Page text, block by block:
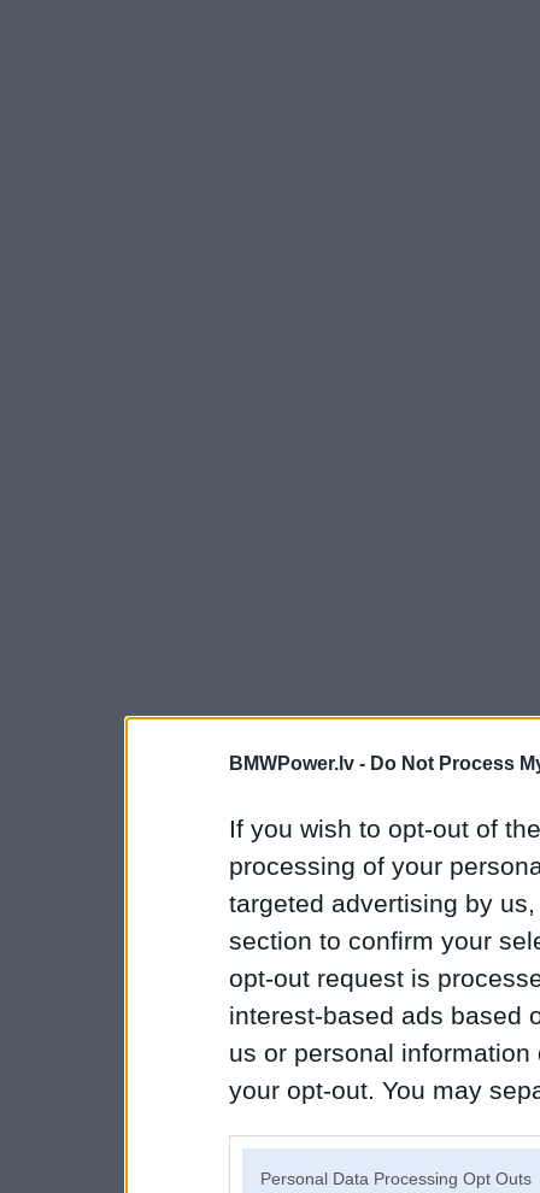
BMWPower.lv - Do Not Process
If you wish to opt-out of
processing of your
targeted advertising by
section to confirm your
opt-out request is
interest-based ads based
us or personal
your opt-out. You may
Personal Data Processing Opt Outs